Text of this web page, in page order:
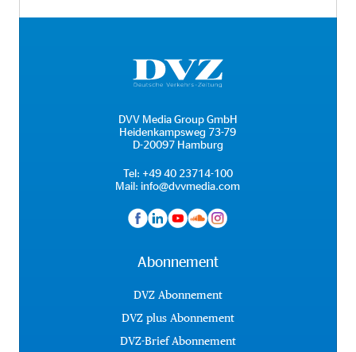
DVV Media Group GmbH
Heidenkampsweg 73-79
D-20097 Hamburg
Tel: +49 40 23714-100
Mail: info@dvvmedia.com
Abonnement
DVZ Abonnement
DVZ plus Abonnement
DVZ-Brief Abonnement